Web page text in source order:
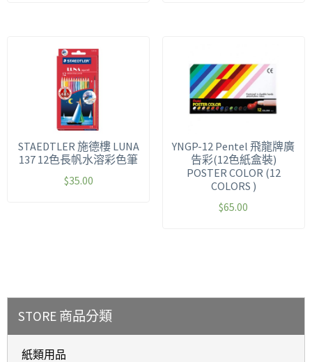
STAEDTLER 施德樓 LUNA
137 12色長帆水溶彩色筆
$35.00
YNGP-12 Pentel 飛龍牌廣
告彩(12色紙盒裝)
POSTER COLOR (12
COLORS )
$65.00
STORE 商品分類
紙類用品